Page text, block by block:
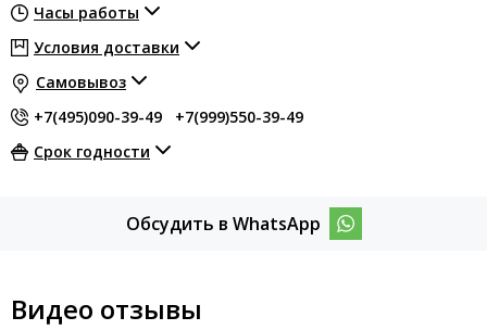
Часы работы
Условия доставки
Самовывоз
+7(495)090-39-49
+7(999)550-39-49
Срок годности
Обсудить в WhatsApp
Видео отзывы